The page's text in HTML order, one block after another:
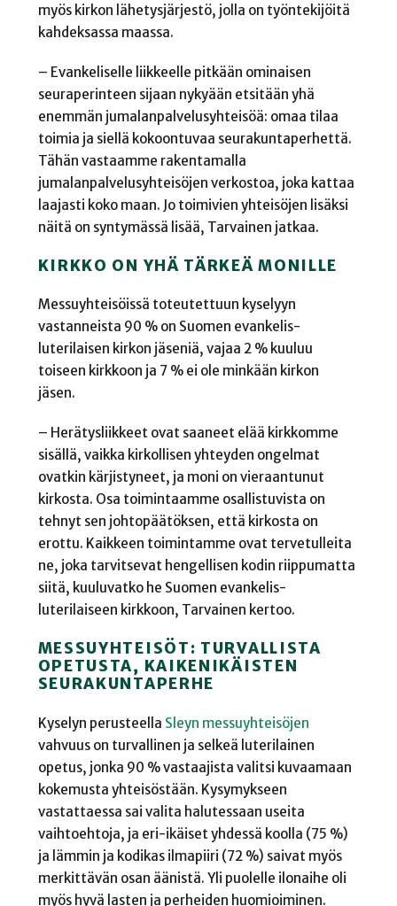
myös kirkon lähetysjärjestö, jolla on työntekijöitä
kahdeksassa maassa.
– Evankeliselle liikkeelle pitkään ominaisen
seuraperinteen sijaan nykyään etsitään yhä
enemmän jumalanpalvelusyhteisöä: omaa tilaa
toimia ja siellä kokoontuvaa seurakuntaperhettä.
Tähän vastaamme rakentamalla
jumalanpalvelusyhteisöjen verkostoa, joka kattaa
laajasti koko maan. Jo toimivien yhteisöjen lisäksi
näitä on syntymässä lisää, Tarvainen jatkaa.
KIRKKO ON YHÄ TÄRKEÄ MONILLE
Messuyhteisöissä toteutettuun kyselyyn
vastanneista 90 % on Suomen evankelis-
luterilaisen kirkon jäseniä, vajaa 2 % kuuluu
toiseen kirkkoon ja 7 % ei ole minkään kirkon
jäsen.
– Herätysliikkeet ovat saaneet elää kirkkomme
sisällä, vaikka kirkollisen yhteyden ongelmat
ovatkin kärjistyneet, ja moni on vieraantunut
kirkosta. Osa toimintaamme osallistuvista on
tehnyt sen johtopäätöksen, että kirkosta on
erottu. Kaikkeen toimintamme ovat tervetulleita
ne, joka tarvitsevat hengellisen kodin riippumatta
siitä, kuuluvatko he Suomen evankelis-
luterilaiseen kirkkoon, Tarvainen kertoo.
MESSUYHTEISÖT: TURVALLISTA
OPETUSTA, KAIKENIKÄISTEN
SEURAKUNTAPERHE
Kyselyn perusteella Sleyn messuyhteisöjen
vahvuus on turvallinen ja selkeä luterilainen
opetus, jonka 90 % vastaajista valitsi kuvaamaan
kokemusta yhteisöstään. Kysymykseen
vastattaessa sai valita halutessaan useita
vaihtoehtoja, ja eri-ikäiset yhdessä koolla (75 %)
ja lämmin ja kodikas ilmapiiri (72 %) saivat myös
merkittävän osan äänistä. Yli puolelle ilonaihe oli
myös hyvä lasten ja perheiden huomioiminen.